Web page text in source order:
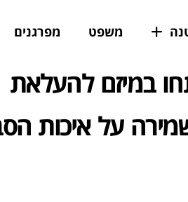
משפט מפרגנים
במיזם להעלאת
על איכות